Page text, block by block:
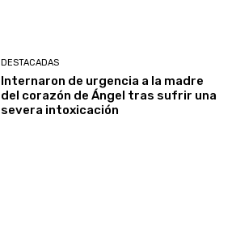
DESTACADAS
Internaron de urgencia a la madre
del corazón de Ángel tras sufrir una
severa intoxicación